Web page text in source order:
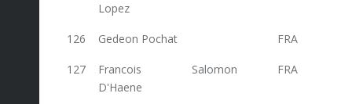
Lopez
126 Gedeon Pochat FRA
127
Francois
D'Haene
Salomon FRA